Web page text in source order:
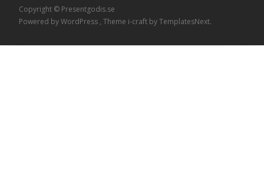
Copyright © Presentgodis.se
Powered by WordPress , Theme i-craft by TemplatesNext.